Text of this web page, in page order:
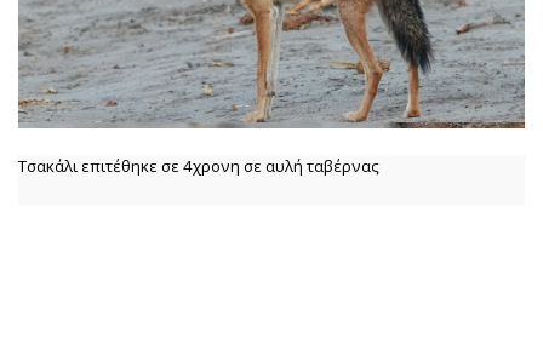
Τσακάλι επιτέθηκε σε 4χρονη σε αυλή ταβέρνας